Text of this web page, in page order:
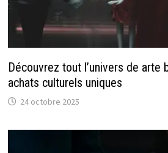
Découvrez tout l’univers de arte
achats culturels uniques
24 octobre 2025